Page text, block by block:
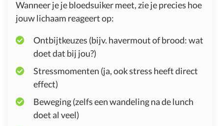
Wanneer je je bloedsuiker meet, zie je precies hoe
jouw lichaam reageert op:
Ontbijtkeuzes (bijv. havermout of brood: wat
doet dat bij jou?)
Stressmomenten (ja, ook stress heeft direct
effect)
Beweging (zelfs een wandeling na de lunch
doet al veel)